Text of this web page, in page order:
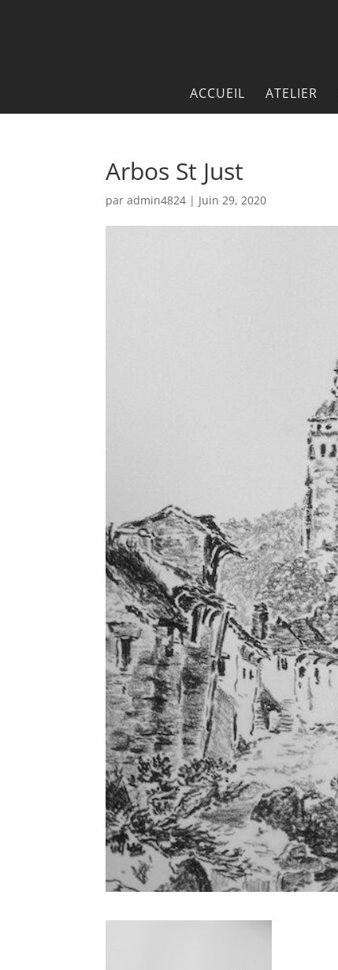
ACCUEIL ATELIER
Arbos St Just
paradmin4824 | Juin 29, 2020